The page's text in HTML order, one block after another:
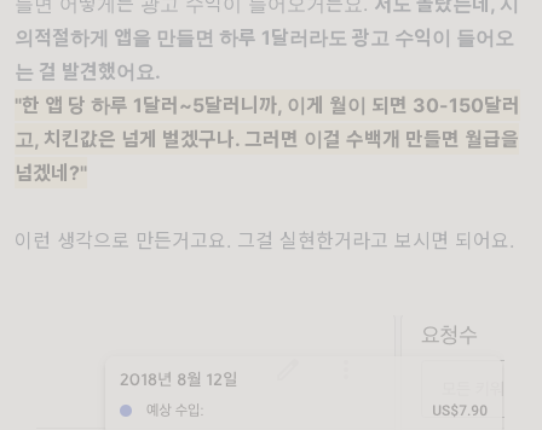
의적절하게 앱을 만들면 하루 1달러라도 광고 수익이 들어오
는 걸 발견했어요.
"한 앱 당 하루 1달러~5달러니까, 이게 월이 되면 30-150달러
고, 치킨값은 넘게 벌겠구나. 그러면 이걸 수백개 만들면 월급을
넘겠네?"
이런 생각으로 만든거고요. 그걸 실현한거라고 보시면 되어요.